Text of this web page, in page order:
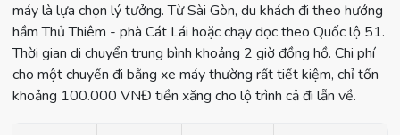
máy là lựa chọn lý tưởng. Từ Sài Gòn, du khách đi theo hướng
hầm Thủ Thiêm - phà Cát Lái hoặc chạy dọc theo Quốc lộ 51.
Thời gian di chuyển trung bình khoảng 2 giờ đồng hồ. Chi phí
cho một chuyến đi bằng xe máy thường rất tiết kiệm, chỉ tốn
khoảng 100.000 VNĐ tiền xăng cho lộ trình cả đi lẫn về.